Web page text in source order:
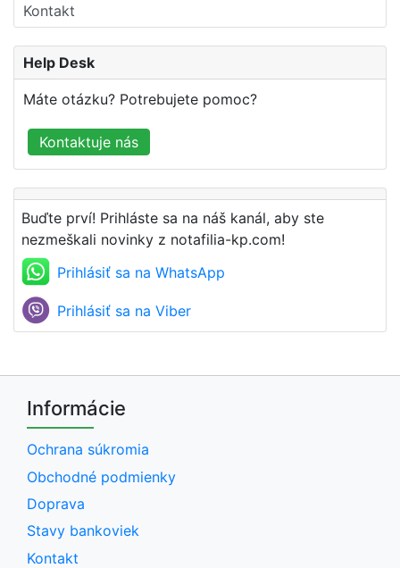
Kontakt
Help Desk
Máte otázku? Potrebujete pomoc?
Kontaktuje nás
Buďte prví! Prihláste sa na náš kanál, aby ste
nezmeškali novinky z notafilia-kp.com!
Prihlásiť sa na WhatsApp
Prihlásiť sa na Viber
Informácie
Ochrana súkromia
Obchodné podmienky
Doprava
Stavy bankoviek
Kontakt